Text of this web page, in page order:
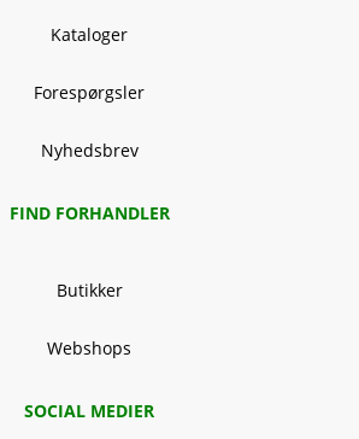
Kataloger
Forespørgsler
Nyhedsbrev
FIND FORHANDLER
Butikker
Webshops
SOCIAL MEDIER